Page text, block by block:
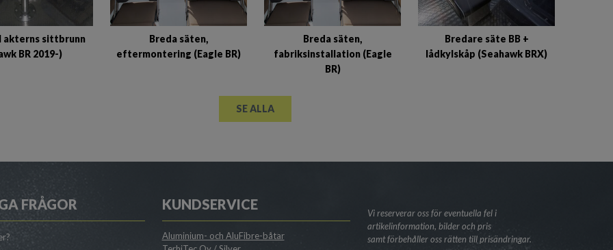
akterns sittbrunn
BR 2019-)
Breda säten,
eftermontering (Eagle BR)
Breda säten,
fabriksinstallation (Eagle
BR)
Bredare säte BB +
lådkylskåp (Seahawk BRX)
SE ALLA
FRÅGOR KUNDSERVICE
Aluminium- och AluFibre-båtar
Vi reserverar oss för eventuella fel i
artikelinformation, bilder och pris
samt förbehåller oss rätten till prisändringar.